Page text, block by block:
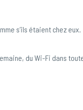
s’ils étaient chez eux.
du Wi-Fi dans